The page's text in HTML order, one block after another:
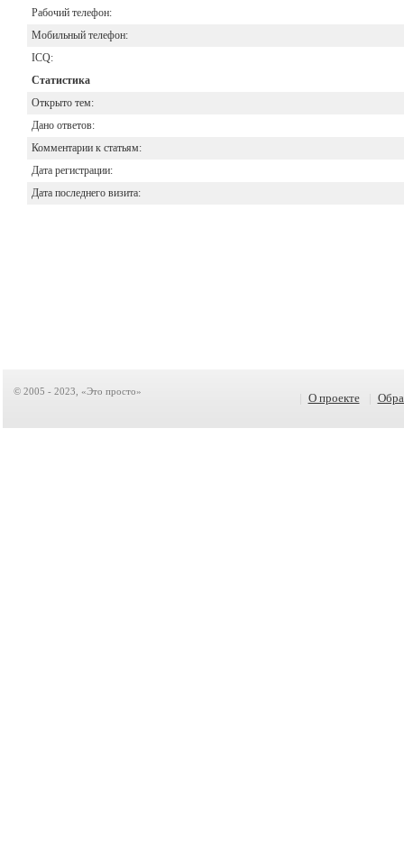
Рабочий телефон:
Мобильный телефон:
ICQ:
Статистика
Открыто тем:
Дано ответов:
Комментарии к статьям:
Дата регистрации:
Дата последнего визита:
© 2005 - 2023, «Это просто» О проекте